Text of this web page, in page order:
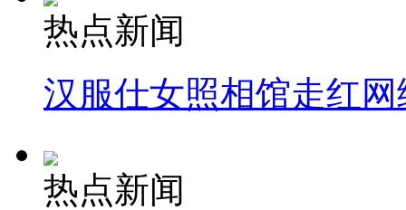
热点新闻
汉服仕女照相馆走红网
热点新闻